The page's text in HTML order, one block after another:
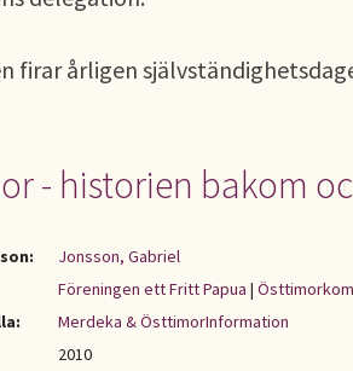
firar årligen
- historien bakom
Jonsson, Gabriel
Föreningen ett Fritt Papua |
Merdeka & ÖsttimorInformation
2010